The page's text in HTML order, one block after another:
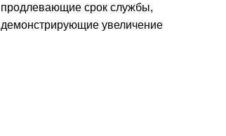
продлевающие срок службы,
демонстрирующие увеличение